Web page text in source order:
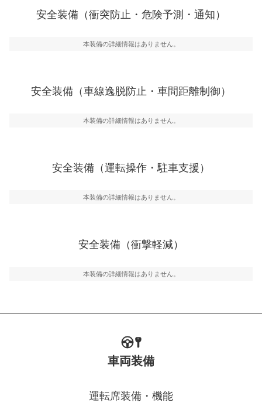
ーキアシスト、ABSなどが装備されています。
車線逸脱防止
車線のはみだしやふらつきを防止するためにレーンキー
運転・駐車支援
グ・アシストやサイドブラインドモニターなどが装備さ
万が一車体が衝撃を受けたときに、運転者・同乗者を守
るSRSエアバッグシステム、プリテンショナーシートベ
安全装備（衝突防止・危険予測・通知）
本装備の詳細情報はありません。
安全装備（車線逸脱防止・車間距離制御）
本装備の詳細情報はありません。
安全装備（運転操作・駐車支援）
本装備の詳細情報はありません。
安全装備（衝撃軽減）
本装備の詳細情報はありません。
車両装備
運転席装備・機能